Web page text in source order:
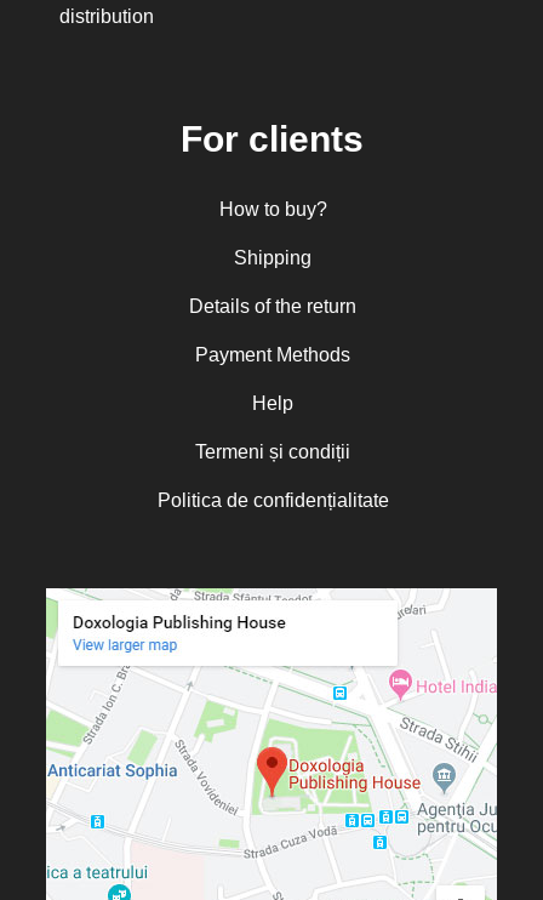
distribution
For clients
How to buy?
Shipping
Details of the return
Payment Methods
Help
Termeni și condiții
Politica de confidențialitate